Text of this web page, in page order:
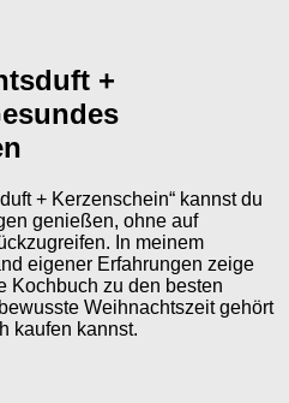
+
+ Kerzenschein“ kannst du
genießen, ohne auf
In meinem
eigener Erfahrungen zeige
Kochbuch zu den besten
Weihnachtszeit gehört
kaufen kannst.